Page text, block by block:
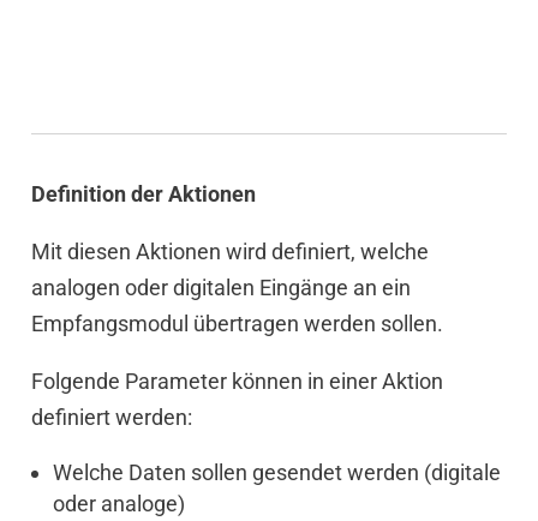
Definition der Aktionen
Mit diesen Aktionen wird definiert, welche
analogen oder digitalen Eingänge an ein
Empfangsmodul übertragen werden sollen.
Folgende Parameter können in einer Aktion
definiert werden:
Welche Daten sollen gesendet werden (digitale
oder analoge)